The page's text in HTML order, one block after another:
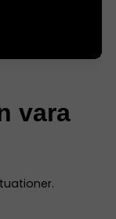
vara